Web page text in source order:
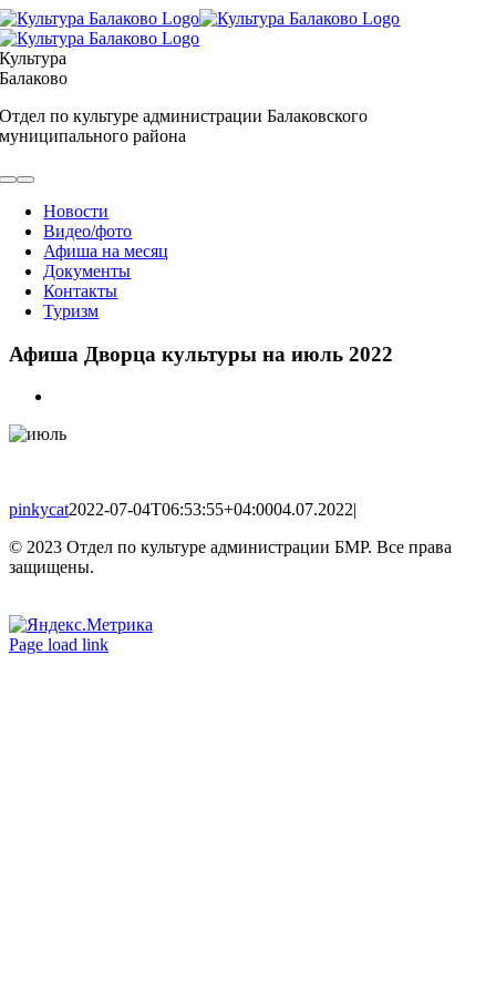
Skip
to
content
Культура
Балаково
Отдел по культуре администрации Балаковского
муниципального района
Toggle
NavigationНовости
Видео/фото
Афиша на месяц
Документы
Контакты
Туризм
Афиша Дворца культуры на июль 2022
Image
pinkycat2022-07-04T06:53:55+04:0004.07.2022|
© 2023 Отдел по культуре администрации БМР. Все права
защищены.
Вконтакте
Одноклассники
Page load link